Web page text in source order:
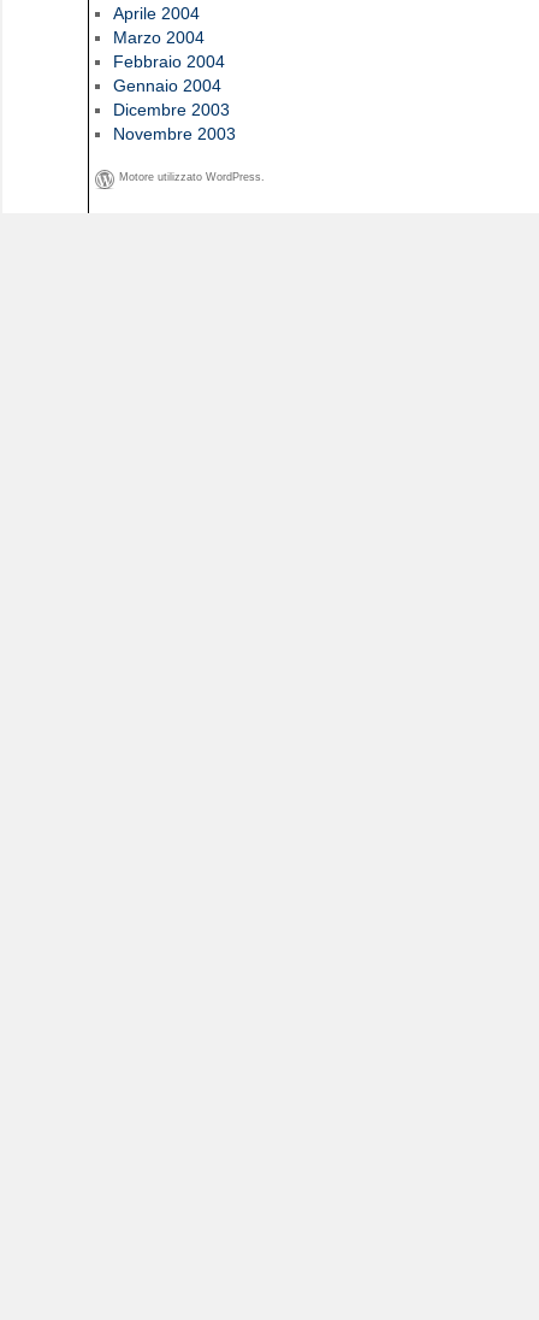
Aprile 2004
Marzo 2004
Febbraio 2004
Gennaio 2004
Dicembre 2003
Novembre 2003
Motore utilizzato WordPress.